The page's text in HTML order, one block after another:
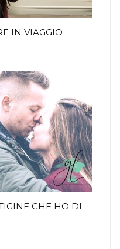
IN VIAGGIO
CHE HO DI